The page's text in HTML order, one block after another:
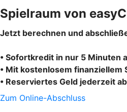
Spielraum von
Jetzt berechnen und
• Sofortkredit in nur 5 Minuten
• Mit kostenlosem finanziellem
• Reserviertes Geld jederzeit
Zum Online-Abschluss